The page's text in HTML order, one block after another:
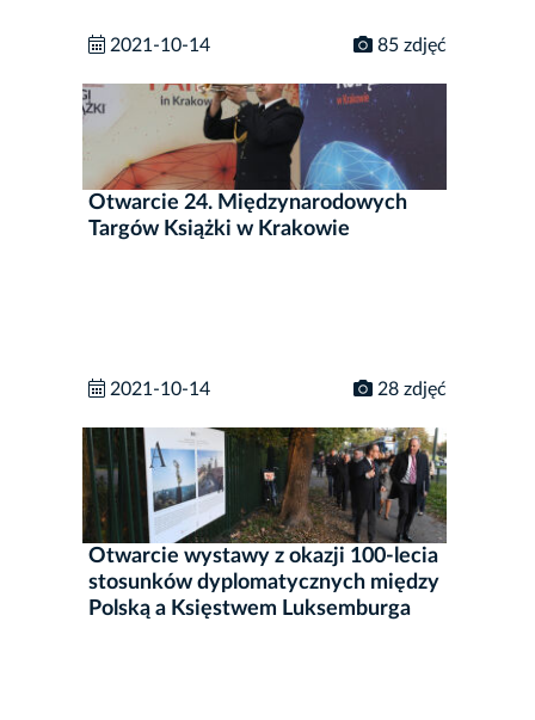
2021-10-14 85 zdjęć
Otwarcie 24. Międzynarodowych
Targów Książki w Krakowie
2021-10-14 28 zdjęć
Otwarcie wystawy z okazji 100-lecia
stosunków dyplomatycznych między
Polską a Księstwem Luksemburga